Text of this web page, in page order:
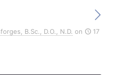
B.Sc., D.O., N.D. on
17